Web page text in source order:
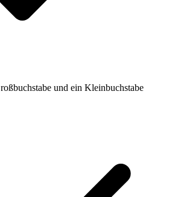
und ein Kleinbuchstabe